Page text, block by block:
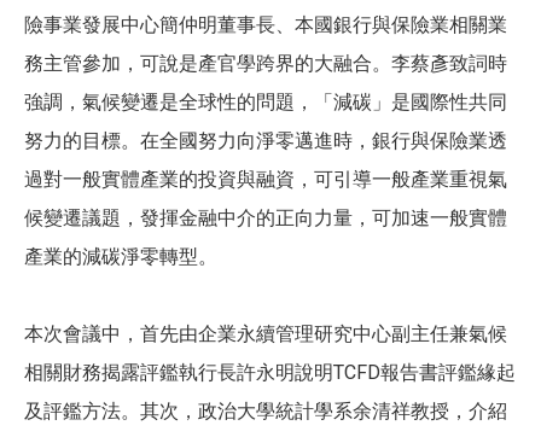
險事業發展中心簡仲明董事長、本國銀行與保險業相關業
務主管參加，可說是產官學跨界的大融合。李蔡彥致詞時
強調，氣候變遷是全球性的問題，「減碳」是國際性共同
努力的目標。在全國努力向淨零邁進時，銀行與保險業透
過對一般實體產業的投資與融資，可引導一般產業重視氣
候變遷議題，發揮金融中介的正向力量，可加速一般實體
產業的減碳淨零轉型。
本次會議中，首先由企業永續管理研究中心副主任兼氣候
相關財務揭露評鑑執行長許永明說明TCFD報告書評鑑緣起
及評鑑方法。其次，政治大學統計學系余清祥教授，介紹